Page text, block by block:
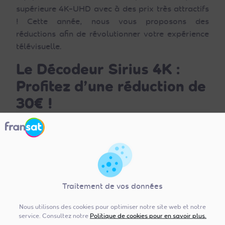
Traitement de vos données
Nous utilisons des cookies pour optimiser notre site web et notre
service. Consultez notre Politique de cookies pour en savoir plus.
supérieure 4K-UHD avec à des prix très attractifs
! Cette année, nous vous proposons des
réductions afin de révolutionner votre expérience
télévisuelle.
Le Décodeur Sirius 4K :
Profitez d’une réduction de
30€ !
Si vous souhaitez bénéficier de la meilleure
qualité d’image et d’une expérience de